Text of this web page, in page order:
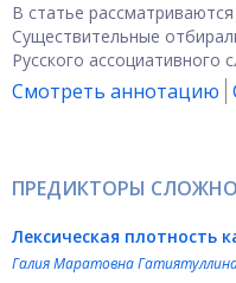
В статье
Существительные
Русского ассоциативного
Смотреть аннотацию
ПРЕДИКТОРЫ
Лексическая плотность
Галия Маратовна